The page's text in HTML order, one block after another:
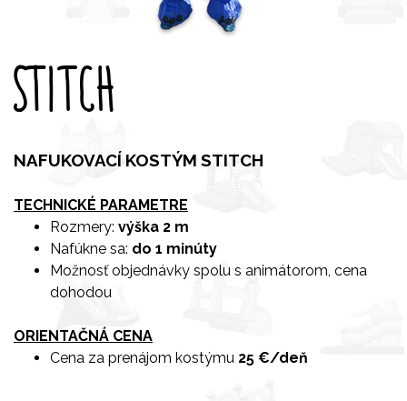
STITCH
NAFUKOVACÍ KOSTÝM STITCH
TECHNICKÉ PARAMETRE
Rozmery: výška 2 m
Nafúkne sa: do 1 minúty
Možnosť objednávky spolu s animátorom, cena
dohodou
ORIENTAČNÁ CENA
Cena za prenájom kostýmu 25 €/deň